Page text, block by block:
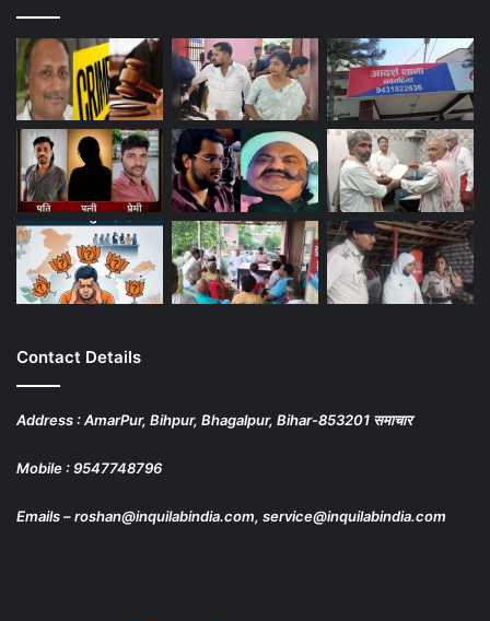
Contact Details
Address : AmarPur, Bihpur, Bhagalpur, Bihar-853201 समाचार
Mobile : 9547748796
Emails – roshan@inquilabindia.com, service@inquilabindia.com